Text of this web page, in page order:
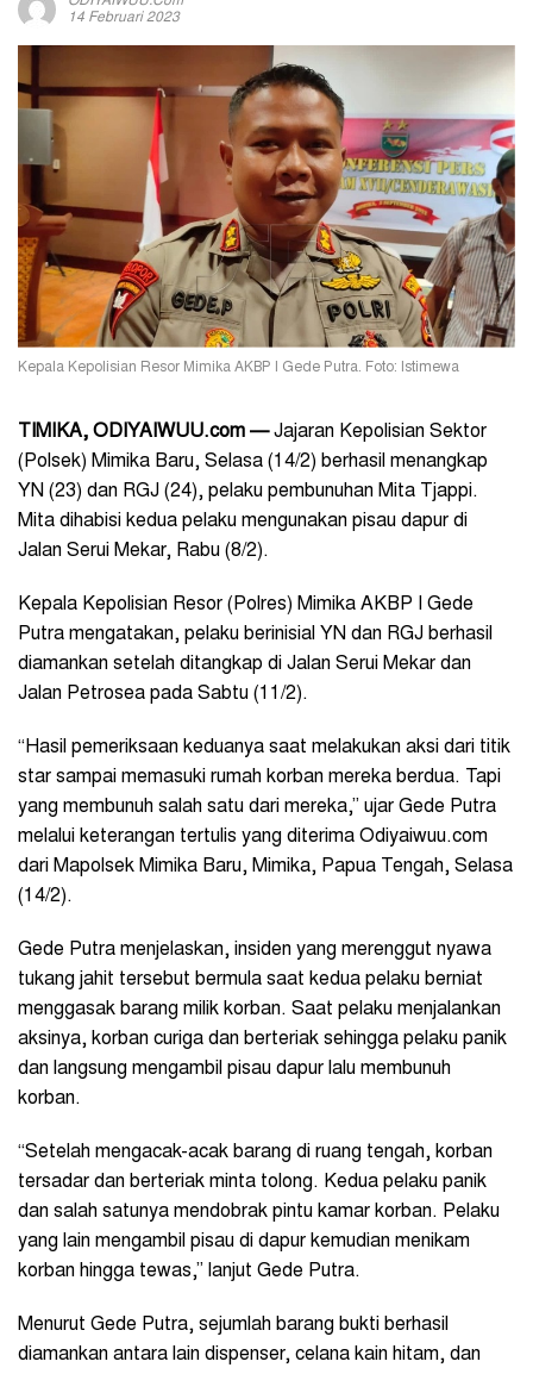
14 Februari 2023
Kepala Kepolisian Resor Mimika AKBP I Gede Putra. Foto: Istimewa
TIMIKA, ODIYAIWUU.com —Jajaran Kepolisian Sektor
(Polsek) Mimika Baru, Selasa (14/2) berhasil menangkap
YN (23) dan RGJ (24), pelaku pembunuhan Mita Tjappi.
Mita dihabisi kedua pelaku mengunakan pisau dapur di
Jalan Serui Mekar, Rabu (8/2).
Kepala Kepolisian Resor (Polres) Mimika AKBP I Gede
Putra mengatakan, pelaku berinisial YN dan RGJ berhasil
diamankan setelah ditangkap di Jalan Serui Mekar dan
Jalan Petrosea pada Sabtu (11/2).
“Hasil pemeriksaan keduanya saat melakukan aksi dari titik
star sampai memasuki rumah korban mereka berdua. Tapi
yang membunuh salah satu dari mereka,” ujar Gede Putra
melalui keterangan tertulis yang diterima Odiyaiwuu.com
dari Mapolsek Mimika Baru, Mimika, Papua Tengah, Selasa
(14/2).
Gede Putra menjelaskan, insiden yang merenggut nyawa
tukang jahit tersebut bermula saat kedua pelaku berniat
menggasak barang milik korban. Saat pelaku menjalankan
aksinya, korban curiga dan berteriak sehingga pelaku panik
dan langsung mengambil pisau dapur lalu membunuh
korban.
“Setelah mengacak-acak barang di ruang tengah, korban
tersadar dan berteriak minta tolong. Kedua pelaku panik
dan salah satunya mendobrak pintu kamar korban. Pelaku
yang lain mengambil pisau di dapur kemudian menikam
korban hingga tewas,” lanjut Gede Putra.
Menurut Gede Putra, sejumlah barang bukti berhasil
diamankan antara lain dispenser, celana kain hitam, dan